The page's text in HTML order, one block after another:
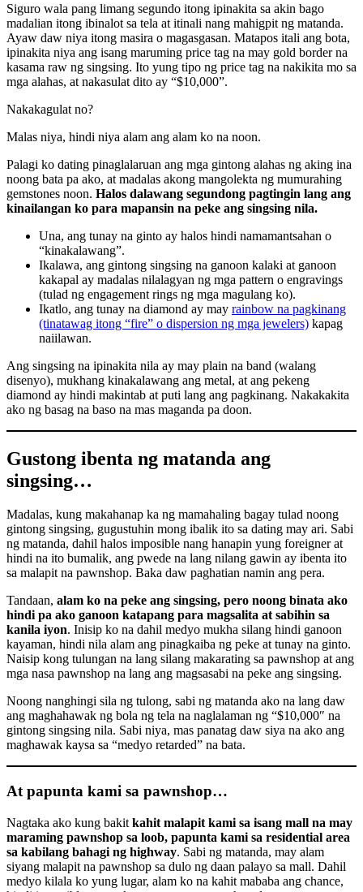
Siguro wala pang limang segundo itong ipinakita sa akin bago
madalian itong ibinalot sa tela at itinali nang mahigpit ng matanda.
Ayaw daw niya itong masira o magasgasan. Matapos itali ang bota,
ipinakita niya ang isang maruming price tag na may gold border na
kasama raw ng singsing. Ito yung tipo ng price tag na nakikita mo sa
mga alahas, at nakasulat dito ay “$10,000”.
Nakakagulat no?
Malas niya, hindi niya alam ang alam ko na noon.
Palagi ko dating pinaglalaruan ang mga gintong alahas ng aking ina
noong bata pa ako, at madalas akong mangolekta ng mumurahing
gemstones noon. Halos dalawang segundong pagtingin lang ang
kinailangan ko para mapansin na peke ang singsing nila.
Una, ang tunay na ginto ay halos hindi namamantsahan o
“kinakalawang”.
Ikalawa, ang gintong singsing na ganoon kalaki at ganoon
kakapal ay madalas nilalagyan ng mga pattern o engravings
(tulad ng engagement rings ng mga magulang ko).
Ikatlo, ang tunay na diamond ay may rainbow na pagkinang
(tinatawag itong “fire” o dispersion ng mga jewelers) kapag
naiilawan.
Ang singsing na ipinakita nila ay may plain na band (walang
disenyo), mukhang kinakalawang ang metal, at ang pekeng
diamond ay hindi makintab at puti lang ang pagkinang. Nakakakita
ako ng basag na baso na mas maganda pa doon.
Gustong ibenta ng matanda ang
singsing…
Madalas, kung makahanap ka ng mamahaling bagay tulad noong
gintong singsing, gugustuhin mong ibalik ito sa dating may ari. Sabi
ng matanda, dahil halos imposible nang hanapin yung foreigner at
hindi na ito bumalik, ang pwede na lang nilang gawin ay ibenta ito
sa malapit na pawnshop. Baka daw paghatian namin ang pera.
Tandaan, alam ko na peke ang singsing, pero noong binata ako
hindi pa ako ganoon katapang para magsalita at sabihin sa
kanila iyon. Inisip ko na dahil medyo mukha silang hindi ganoon
kayaman, hindi nila alam ang pinagkaiba ng peke at tunay na ginto.
Naisip kong tulungan na lang silang makarating sa pawnshop at ang
mga nasa pawnshop na lang ang magsasabi na peke ang singsing.
Noong nanghingi sila ng tulong, sabi ng matanda ako na lang daw
ang maghahawak ng bola ng tela na naglalaman ng “$10,000″ na
gintong singsing nila. Sabi niya, mas panatag daw siya na ako ang
maghawak kaysa sa “medyo retarded” na bata.
At papunta kami sa pawnshop…
Nagtaka ako kung bakit kahit malapit kami sa isang mall na may
maraming pawnshop sa loob, papunta kami sa residential area
sa kabilang bahagi ng highway. Sabi ng matanda, may alam
siyang malapit na pawnshop sa dulo ng daan palayo sa mall. Dahil
medyo kilala ko yung lugar, alam ko na kahit mababa ang chance,